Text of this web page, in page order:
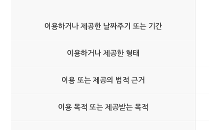
이용하거나 제공한 날짜주기 또는 기간
이용하거나 제공한 형태
이용 또는 제공의 법적 근거
이용 목적 또는 제공받는 목적